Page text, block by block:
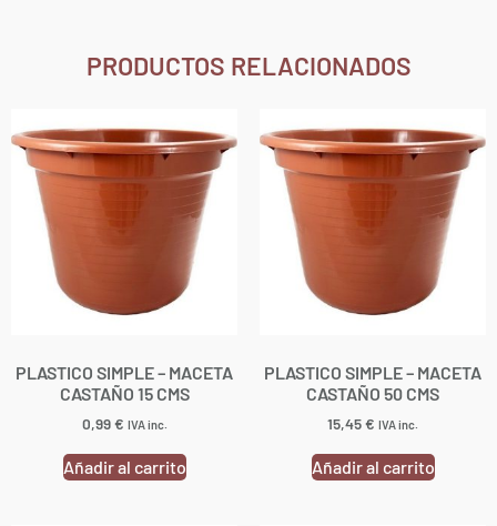
PRODUCTOS RELACIONADOS
PLASTICO SIMPLE – MACETA
CASTAÑO 15 CMS
0,99€ IVA inc.
Añadir al carrito
PLASTICO SIMPLE – MACETA
CASTAÑO 50 CMS
15,45€ IVA inc.
Añadir al carrito